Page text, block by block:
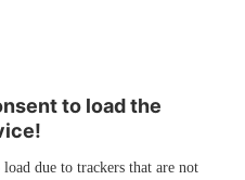
to load the
due to trackers that are not